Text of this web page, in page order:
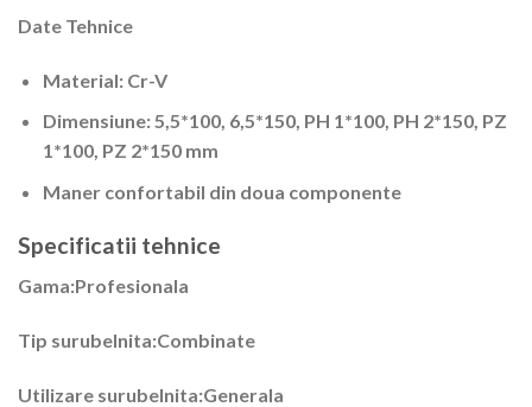
Date Tehnice
Material: Cr-V
Dimensiune: 5,5*100, 6,5*150, PH 1*100, PH 2*150, PZ
1*100, PZ 2*150 mm
Maner confortabil din doua componente
Specificatii tehnice
Gama:Profesionala
Tip surubelnita:Combinate
Utilizare surubelnita:Generala